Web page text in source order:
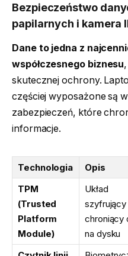
Bezpieczeństwo
papilarnych i kamera
Dane to jedna z
współczesnego biznesu
skutecznej ochrony.
częściej wyposażone są
zabezpieczeń, które
informacje.
Technologia Opis
TPM
(Trusted
Platform
Module)
Układ
szyfrujący
chroniący
na dysku